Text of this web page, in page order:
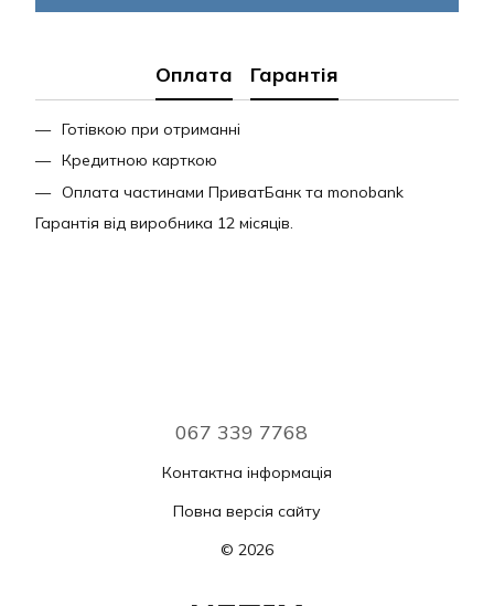
Оплата Гарантія
Готівкою при отриманні
Кредитною карткою
Оплата частинами ПриватБанк та monobank
Гарантія від виробника 12 місяців.
067 339 7768
Контактна інформація
Повна версія сайту
© 2026